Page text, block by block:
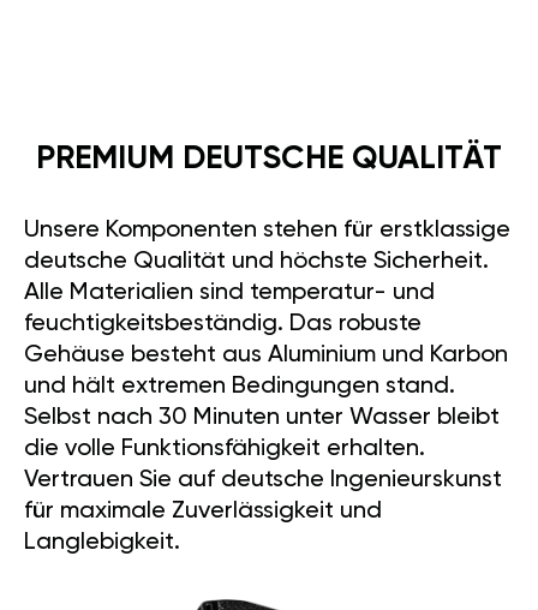
PREMIUM DEUTSCHE QUALITÄT
Unsere Komponenten stehen für erstklassige
deutsche Qualität und höchste Sicherheit.
Alle Materialien sind temperatur- und
feuchtigkeitsbeständig. Das robuste
Gehäuse besteht aus Aluminium und Karbon
und hält extremen Bedingungen stand.
Selbst nach 30 Minuten unter Wasser bleibt
die volle Funktionsfähigkeit erhalten.
Vertrauen Sie auf deutsche Ingenieurskunst
für maximale Zuverlässigkeit und
Langlebigkeit.